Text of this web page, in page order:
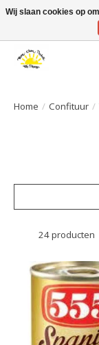
Large selection of
Home / Confituur /
24 producten
Wij slaan cookies op